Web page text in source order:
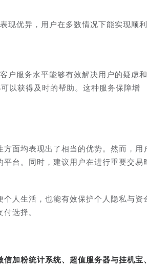
现优异，用户在多数情况下能实现顺利
户服务水平能够有效解决用户的疑虑和
以获得及时的帮助。这种服务保障增
面均表现出了相当的优势。然而，用
台。同时，建议用户在进行重要交易
人生活，也能有效保护个人隐私与资
选择。
加粉统计系统、超值服务器与挂机宝